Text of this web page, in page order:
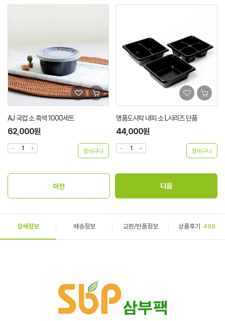
AJ 국컵 소 흑색 1000세트
62,000원
명품도시락 내피 소 L시리즈 단품
44,000원
상세정보 배송정보 교환/반품정보 상품후기 498